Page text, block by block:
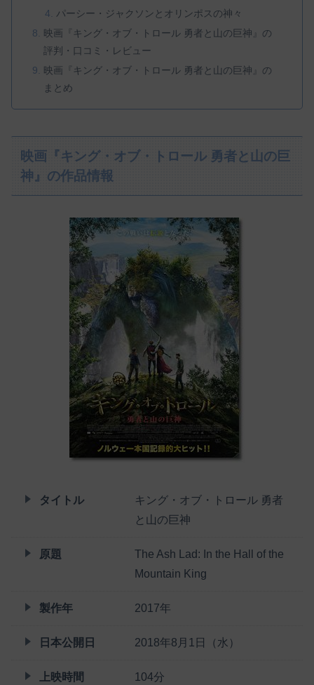
パーシー・ジャクソンとオリンポスの神々
映画『キング・オブ・トロール 勇者と山の巨神』の
評判・口コミ・レビュー
映画『キング・オブ・トロール 勇者と山の巨神』の
まとめ
映画『キング・オブ・トロール 勇者と山の巨
神』の作品情報
タイトル
キング・オブ・トロール 勇者
と山の巨神
原題
The Ash Lad: In the Hall of the
Mountain King
製作年 2017年
日本公開日 2018年8月1日（水）
上映時間 104分